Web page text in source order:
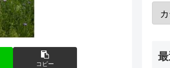
コピー